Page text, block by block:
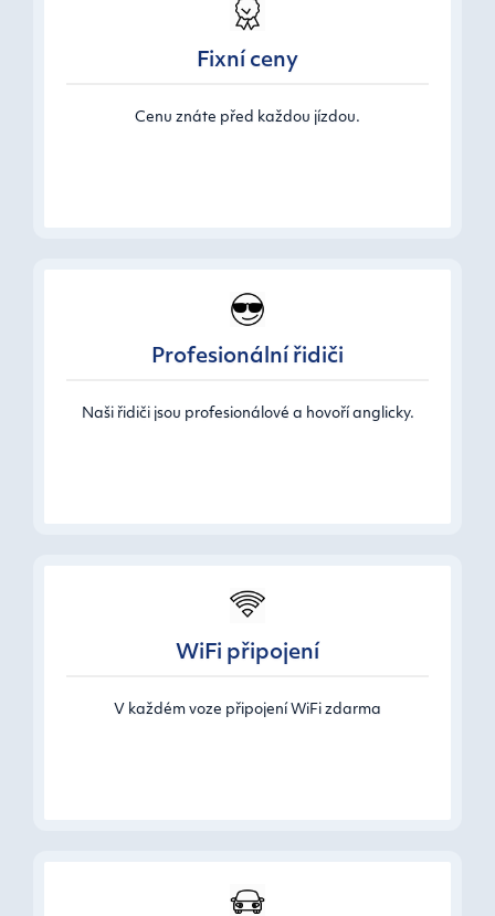
Fixní ceny
Cenu znáte před každou jízdou.
Profesionální řidiči
Naši řidiči jsou profesionálové a hovoří anglicky.
WiFi připojení
V každém voze připojení WiFi zdarma